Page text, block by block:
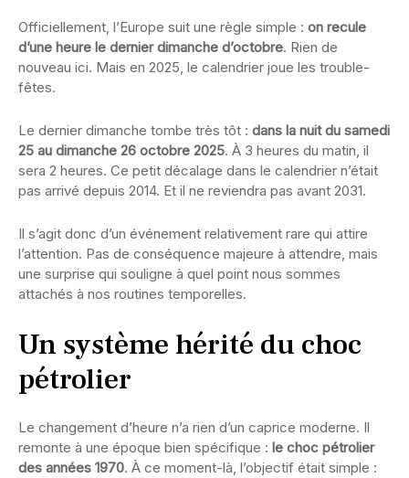
Officiellement, l’Europe suit une règle simple : on recule
d’une heure le dernier dimanche d’octobre. Rien de
nouveau ici. Mais en 2025, le calendrier joue les trouble-
fêtes.
Le dernier dimanche tombe très tôt : dans la nuit du samedi
25 au dimanche 26 octobre 2025. À 3 heures du matin, il
sera 2 heures. Ce petit décalage dans le calendrier n’était
pas arrivé depuis 2014. Et il ne reviendra pas avant 2031.
Il s’agit donc d’un événement relativement rare qui attire
l’attention. Pas de conséquence majeure à attendre, mais
une surprise qui souligne à quel point nous sommes
attachés à nos routines temporelles.
Un système hérité du choc
pétrolier
Le changement d’heure n’a rien d’un caprice moderne. Il
remonte à une époque bien spécifique : le choc pétrolier
des années 1970. À ce moment-là, l’objectif était simple :